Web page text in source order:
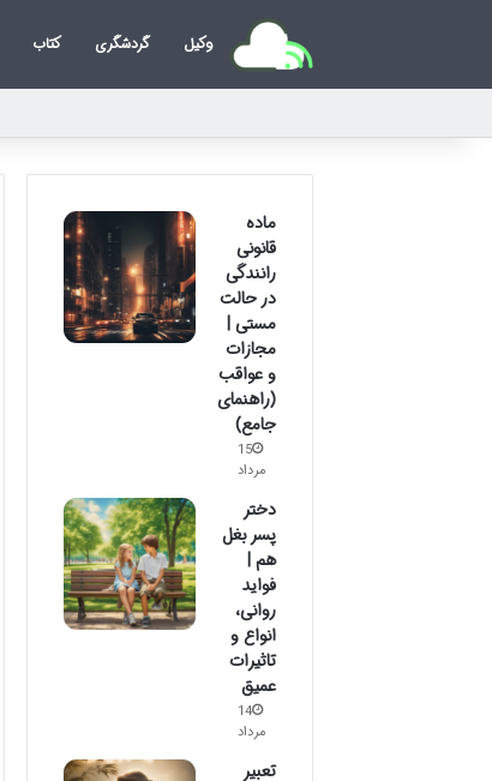
وکیل گردشگری کتاب
ماده
قانونی
رانندگی
در حالت
مستی |
مجازات
و عواقب
(راهنمای
جامع)
15
مرداد
دختر
پسر بغل
هم |
فواید
روانی،
انواع و
تاثیرات
عمیق
14
مرداد
تعبیر